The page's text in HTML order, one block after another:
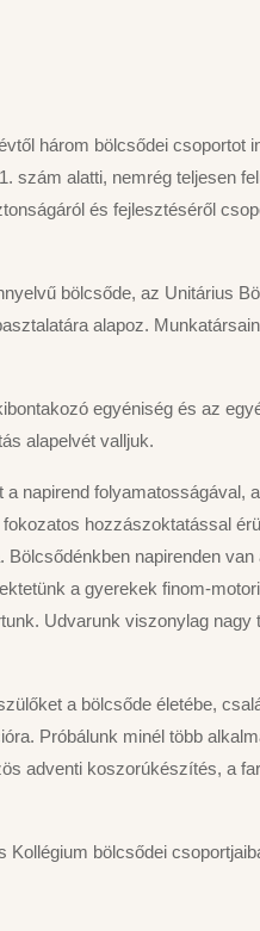
három bölcsődei csoportot
szám alatti, nemrég teljesen
és fejlesztéséről
bölcsőde, az Unitárius
alapoz.
egyéniség és az
alapelvét valljuk.
napirend folyamatosságával,
hozzászoktatással
napirenden van
a gyerekek finom-
Udvarunk viszonylag nagy
a bölcsőde életébe,
Próbálunk minél több
adventi koszorúkészítés, a
Kollégium bölcsődei